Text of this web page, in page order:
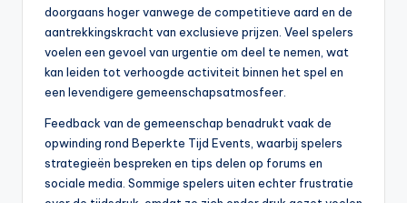
doorgaans hoger vanwege de competitieve aard en de
aantrekkingskracht van exclusieve prijzen. Veel spelers
voelen een gevoel van urgentie om deel te nemen, wat
kan leiden tot verhoogde activiteit binnen het spel en
een levendigere gemeenschapsatmosfeer.
Feedback van de gemeenschap benadrukt vaak de
opwinding rond Beperkte Tijd Events, waarbij spelers
strategieën bespreken en tips delen op forums en
sociale media. Sommige spelers uiten echter frustratie